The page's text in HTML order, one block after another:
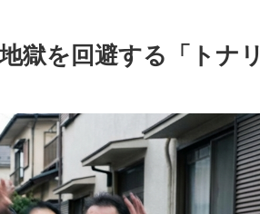
獄を回避する「トナリ